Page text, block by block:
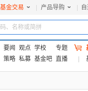
基金交易 产品导购
、名称或简拼
要闻 观点 学校
专题
策略 私募 基金吧 直播